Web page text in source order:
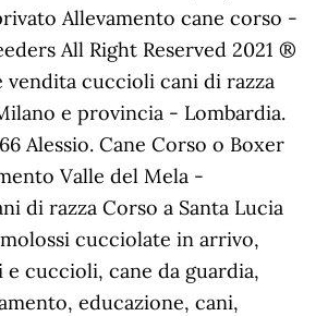
Allevamento cane corso -
All Right Reserved 2021 ®
vendita cuccioli cani di razza
e provincia - Lombardia.
Alessio. Cane Corso o Boxer
Valle del Mela -
di razza Corso a Santa Lucia
cucciolate in arrivo,
cuccioli, cane da guardia,
educazione, cani,